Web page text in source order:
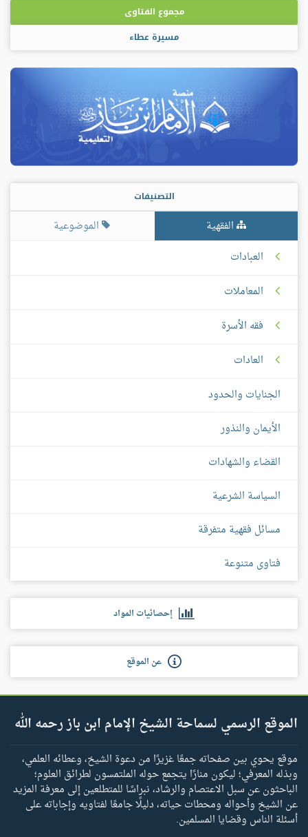
مجموع الفتاوى
مسيرة عطاء
التصنيفات
الفقهية
الموضوعية
العبادات
المعاملات
فقه الأسرة
العادات
الجنايات والحدود
الأيمان والنذور
القضاء والشهادات
السياسة الشرعية
مسائل فقهية متفرقة
فتاوى متنوعة
إحصائيات المواد
عن الموقع
الموقع الرسمي لسماحة الشيخ الإمام ابن باز رحمه الله
موقع يحوي بين صفحاته جمعًا غزيرًا من دعوة الشيخ، وعطائه العلمي،
وبذله المعرفي؛ ليكون منارًا يتجمع حوله الملتمسون لطرائق العلوم؛
الباحثون عن سبل الاعتصام والرشاد، نبراسًا للمتطلعين إلى معرفة المزيد
عن الشيخ وأحواله ومحطات حياته، دليلًا جامعًا لفتاويه وإجاباته على
أسئلة الناس وقضايا المسلمين.